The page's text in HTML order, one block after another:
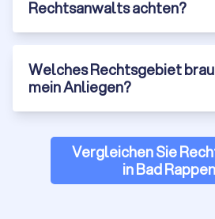
Fachanwalt oft die bessere Wahl.
Erfahrung und Erfolge:Fragen Sie
wurden bereits bearbeitet? Wie
Seriöse Anwälte können Ihnen
Klare Kommunikation:Juristische
aber ein guter Anwalt erklärt Ihnen Ihr
verständlicher Sprache. Er hört zu,
Rechtsanwalts achten?
Welches Rechtsgebiet
mein Anliegen?
Vergleichen Sie
in Bad